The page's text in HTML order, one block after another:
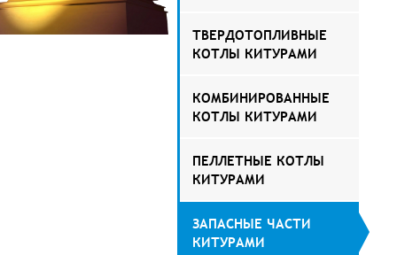
ТВЕРДОТОПЛИВНЫЕ
КОТЛЫ КИТУРАМИ
КОМБИНИРОВАННЫЕ
КОТЛЫ КИТУРАМИ
ПЕЛЛЕТНЫЕ КОТЛЫ
КИТУРАМИ
ЗАПАСНЫЕ ЧАСТИ
КИТУРАМИ